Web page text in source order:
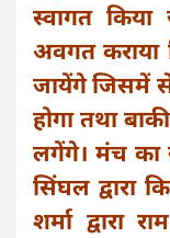
स्वागत किया
अवगत कराया
जायेंगे जिसमें
होगा तथा
लगेंगे। मंच का
सिंघल द्वारा
शर्मा द्वारा